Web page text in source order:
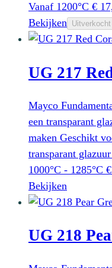
Vanaf 1200°C €
Bekijken Uitverkocht
UG 217
Mayco
een transparant
maken Geschikt
transparant
1000°C - 1285°C €
Bekijken
UG 218